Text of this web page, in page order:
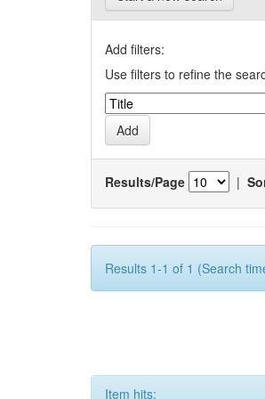
Add filters:
Use filters to refine the
Results/Page |
Results 1-1 of 1 (Search
Item hits: